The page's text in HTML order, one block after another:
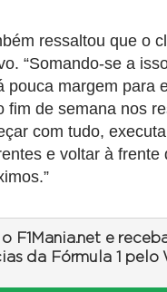
ressaltou que o
“Somando-se a
pouca margem para
fim de semana nos
com tudo,
e voltar à frente
F1Mania.net e
da Fórmula 1 pelo